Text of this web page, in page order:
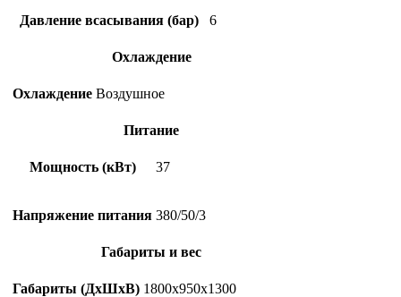
Давление всасывания (бар) 6
Охлаждение
Охлаждение Воздушное
Питание
Мощность (кВт) 37
Напряжение питания 380/50/3
Габариты и вес
Габариты (ДхШхВ) 1800х950х1300